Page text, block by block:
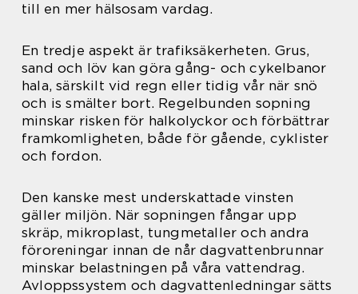
till en mer hälsosam vardag.
En tredje aspekt är trafiksäkerheten. Grus,
sand och löv kan göra gång- och cykelbanor
hala, särskilt vid regn eller tidig vår när snö
och is smälter bort. Regelbunden sopning
minskar risken för halkolyckor och förbättrar
framkomligheten, både för gående, cyklister
och fordon.
Den kanske mest underskattade vinsten
gäller miljön. När sopningen fångar upp
skräp, mikroplast, tungmetaller och andra
föroreningar innan de når dagvattenbrunnar
minskar belastningen på våra vattendrag.
Avloppssystem och dagvattenledningar sätts